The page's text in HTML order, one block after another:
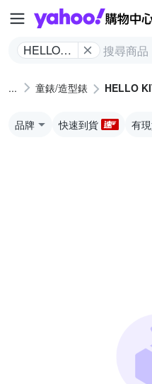
HELLO
蒂貓童錶/造型錶 HELLO
品牌 快速到貨 有